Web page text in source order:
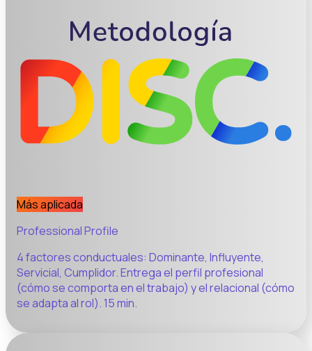
Más aplicada
Professional Profile
4 factores conductuales: Dominante, Influyente,
Servicial, Cumplidor. Entrega el perfil profesional
(cómo se comporta en el trabajo) y el relacional (cómo
se adapta al rol). 15 min.